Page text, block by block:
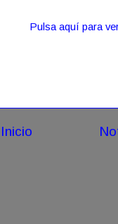
Pulsa aquí para
Inicio